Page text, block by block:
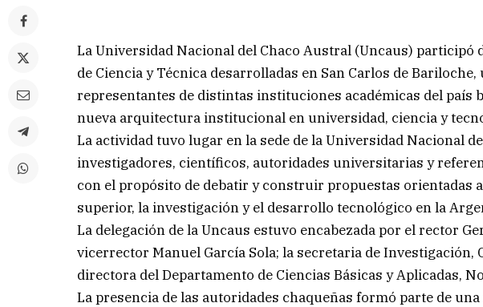
La Universidad Nacional del Chaco Austral (Uncaus) participó
de Ciencia y Técnica desarrolladas en San Carlos de
representantes de distintas instituciones académicas del país
nueva arquitectura institucional en universidad, ciencia y
La actividad tuvo lugar en la sede de la Universidad Nacional
investigadores, científicos, autoridades universitarias y
con el propósito de debatir y construir propuestas orientadas
superior, la investigación y el desarrollo tecnológico en la
La delegación de la Uncaus estuvo encabezada por el rector
vicerrector Manuel García Sola; la secretaria de Investigación,
directora del Departamento de Ciencias Básicas y Aplicadas,
La presencia de las autoridades chaqueñas formó parte de